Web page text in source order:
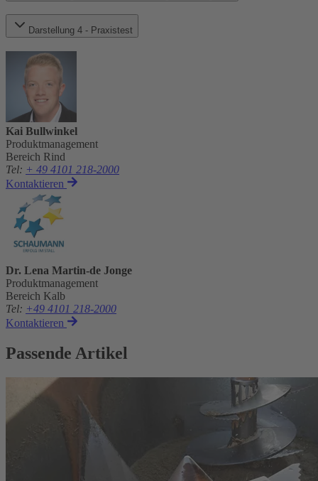
Darstellung 4 - Praxistest
Kai Bullwinkel
Produktmanagement
Bereich Rind
Tel: + 49 4101 218-2000
Kontaktieren
Dr. Lena Martin-de Jonge
Produktmanagement
Bereich Kalb
Tel: +49 4101 218-2000
Kontaktieren
Passende Artikel